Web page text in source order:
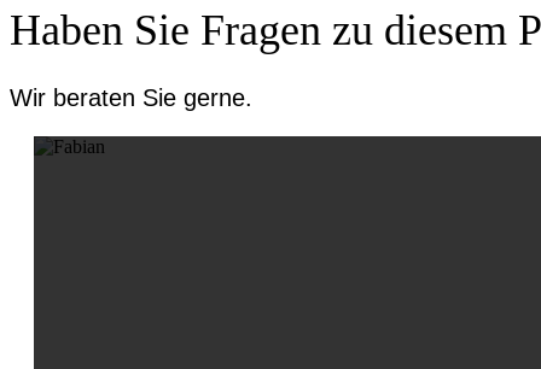
Haben Sie Fragen zu diesem
Wir beraten Sie gerne.